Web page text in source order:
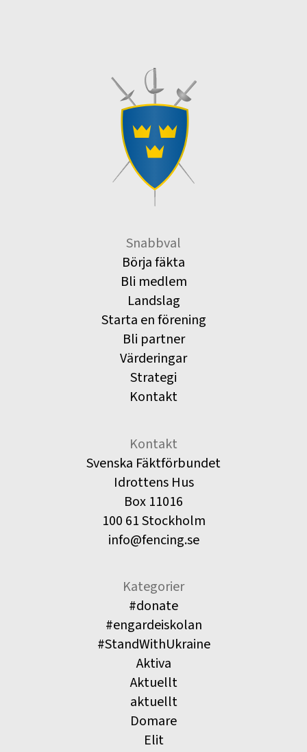
Snabbval
Börja fäkta
Bli medlem
Landslag
Starta en förening
Bli partner
Värderingar
Strategi
Kontakt
Kontakt
Svenska Fäktförbundet
Idrottens Hus
Box 11016
100 61 Stockholm
info@fencing.se
Kategorier
#donate
#engardeiskolan
#StandWithUkraine
Aktiva
Aktuellt
aktuellt
Domare
Elit